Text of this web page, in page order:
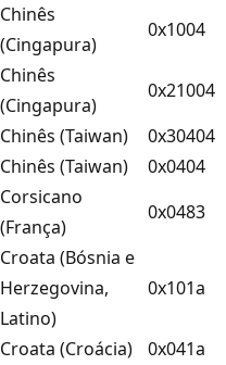
Chinês
(Cingapura)
0x1004
Chinês
(Cingapura)
0x21004
Chinês (Taiwan)
0x30404
Chinês (Taiwan)
0x0404
Corsicano
(França)
0x0483
Croata (Bósnia e
Herzegovina,
Latino)
0x101a
Croata (Croácia) 0x041a